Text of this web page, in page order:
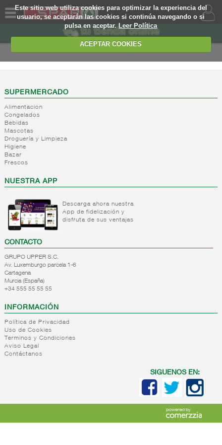
Este sitio web utiliza cookies para optimizar la experiencia del
usuario, se aceptarán las cookies si continúa navegando o si
pulsa en aceptar.Leer Política
ACEPTAR COOKIES
SOMOS
WEB
EJEMPLO
SUPERMERCADO
Alimentacion
Congelados
Bebidas
Mascotas
Droguería y Limpieza
Higiene
Bazar
Frescos
NUESTRA APP
Descarga ahora nuestra
App de fidelización y
disfruta de sus ventajas
CONTACTO
GRUPO UPPER S.C.
Av. Luxemburgo parcela 1-6
Cartagena
Murcia (España)
+34 555 55 55 55
INFORMACIÓN
Política de Privacidad
Uso de Cookies
Terminos y Condiciones
Aviso Legal
Contáctanos
SIGUENOS EN: